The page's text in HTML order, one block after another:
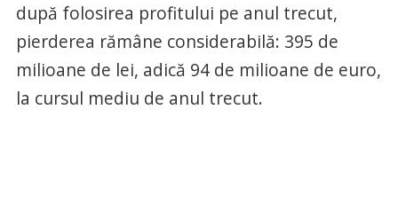
după folosirea profitului pe anul trecut,
pierderea rămâne considerabilă: 395 de
milioane de lei, adică 94 de milioane de euro,
la cursul mediu de anul trecut.